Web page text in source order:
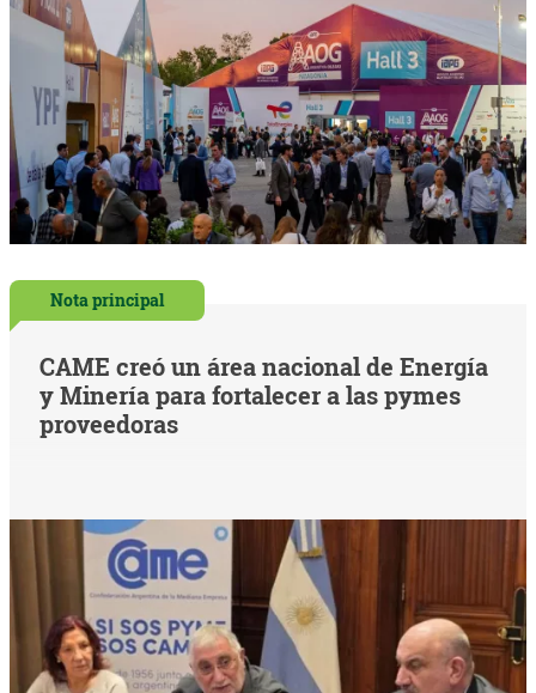
Nota principal
CAME creó un área nacional de Energía
y Minería para fortalecer a las pymes
proveedoras